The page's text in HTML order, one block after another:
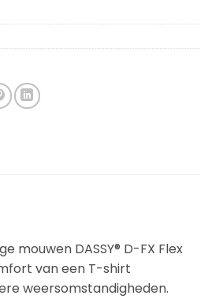
mouwen DASSY® D-FX Flex
van een T-shirt
weersomstandigheden.